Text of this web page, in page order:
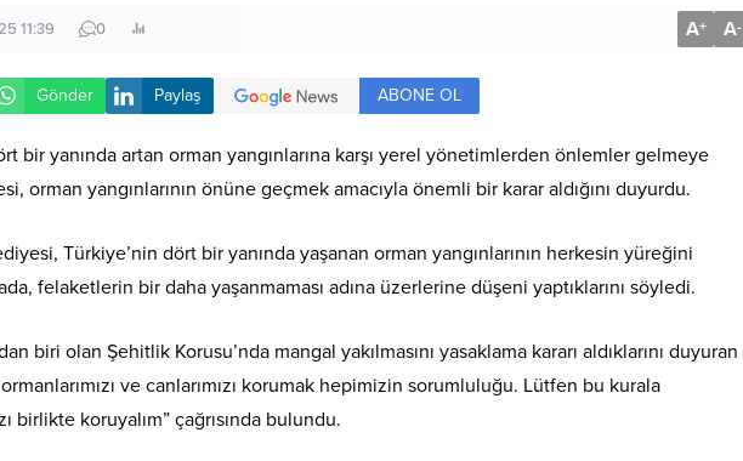
11:39 0 A+ A-
Gönder Paylaş ABONE OL
bir yanında artan orman yangınlarına karşı yerel yönetimlerden önlemler gelmeye
orman yangınlarının önüne geçmek amacıyla önemli bir karar aldığını duyurdu.
Türkiye’nin dört bir yanında yaşanan orman yangınlarının herkesin yüreğini
felaketlerin bir daha yaşanmaması adına üzerlerine düşeni yaptıklarını söyledi.
biri olan Şehitlik Korusu’nda mangal yakılmasını yasaklama kararı aldıklarını duyuran
ve canlarımızı korumak hepimizin sorumluluğu. Lütfen bu kurala
birlikte koruyalım” çağrısında bulundu.